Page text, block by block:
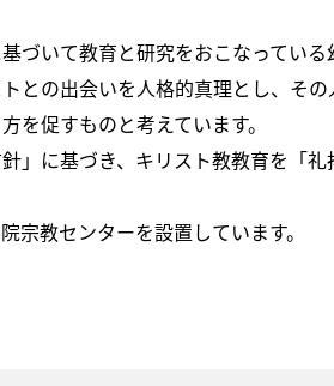
づいて教育と研究をおこなっている
との出会いを人格的真理とし、そ
を促すものと考えています。
」に基づき、キリスト教教育を「
宗教センターを設置しています。